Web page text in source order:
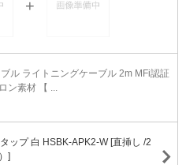
ル ライトニングケーブル 2m MFi認証
ン素材 【 ...
ップ 白 HSBK-APK2-W [直挿し /2
]